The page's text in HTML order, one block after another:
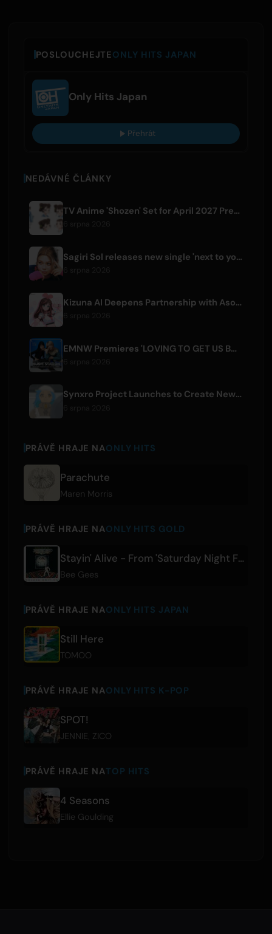
POSLOUCHEJTEONLY HITS JAPAN
Only Hits Japan
Přehrát
NEDÁVNÉ ČLÁNKY
TV Anime 'Shozen' Set for April 2027 Premiere on Fuji TV
Sagiri Sol releases new single 'next to your love' after hiatus
Kizuna AI Deepens Partnership with Asobisystem Ahead of 10th Anniversary World Tour
EMNW Premieres 'LOVING TO GET US BY' Music Video on August 7
Synxro Project Launches to Create New IP from Fictional Anime Openings
PRÁVĚ HRAJE NAONLY HITS
Parachute
Maren Morris
PRÁVĚ HRAJE NAONLY HITS GOLD
Stayin' Alive - From 'Saturday Night Fever' Soundtrack
Bee Gees
PRÁVĚ HRAJE NAONLY HITS JAPAN
Still Here
TOMOO
PRÁVĚ HRAJE NAONLY HITS K-POP
SPOT!
JENNIE ZICO
PRÁVĚ HRAJE NATOP HITS
4 Seasons
Ellie Goulding